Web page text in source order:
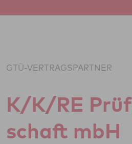
GTÜ-VERTRAGSPARTNER
K/K/RE
schaft mbH